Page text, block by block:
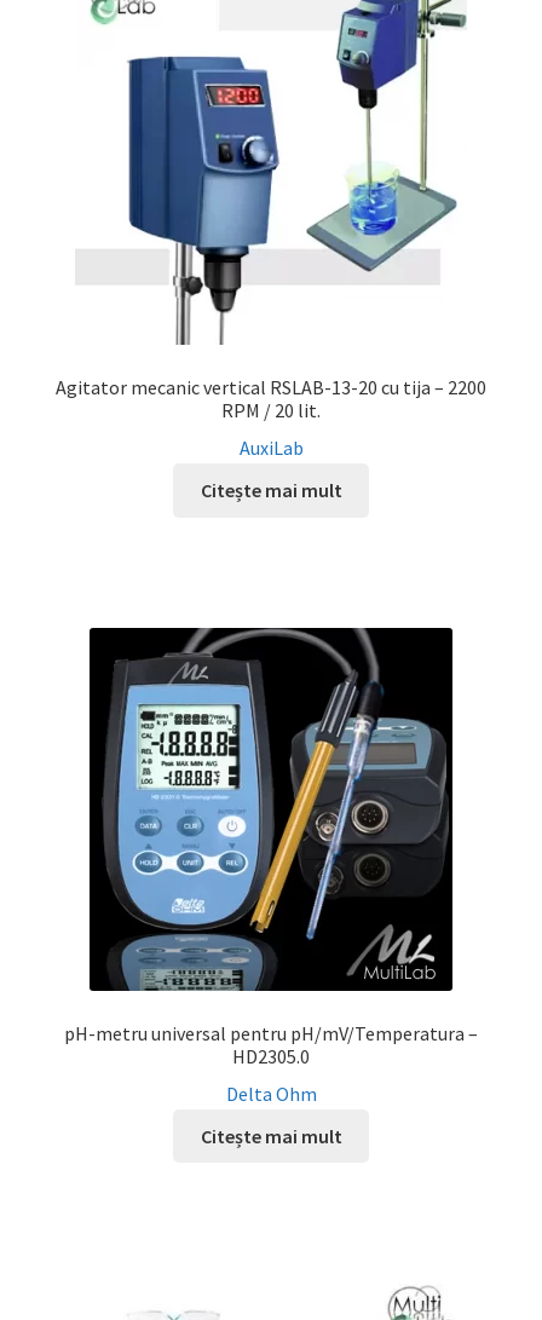
Agitator mecanic vertical RSLAB-13-20 cu tija – 2200
RPM / 20 lit.
AuxiLab
Citește mai mult
pH-metru universal pentru pH/mV/Temperatura –
HD2305.0
Delta Ohm
Citește mai mult